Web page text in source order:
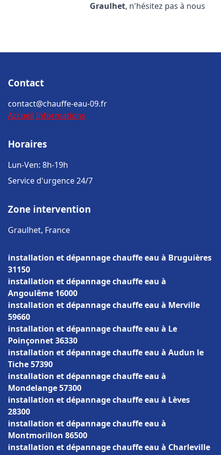
Graulhet, n'hésitez pas à nous
Contact
contact@chauffe-eau-09.fr
Accueil Informations
Horaires
Lun-Ven: 8h-19h
Service d'urgence 24/7
Zone intervention
Graulhet, France
installation et dépannage chauffe eau à Bruguières
31150
installation et dépannage chauffe eau à
Angoulême 16000
installation et dépannage chauffe eau à Merville
59660
installation et dépannage chauffe eau à Le
Poinçonnet 36330
installation et dépannage chauffe eau à Audun le
Tiche 57390
installation et dépannage chauffe eau à
Mondelange 57300
installation et dépannage chauffe eau à Lèves
28300
installation et dépannage chauffe eau à
Montmorillon 86500
installation et dépannage chauffe eau à Charleville